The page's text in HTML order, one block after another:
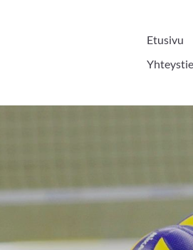
Etusivu